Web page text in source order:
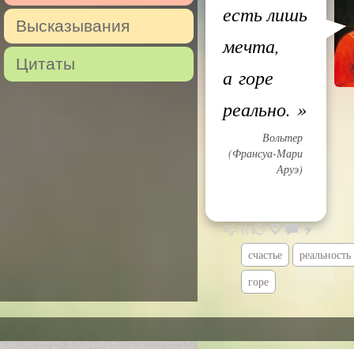
Высказывания
Цитаты
есть лишь
мечта,
а горе
реально. »
Вольтер
(Франсуа-Мари
Аруэ)
6
счастье
реальность
горе